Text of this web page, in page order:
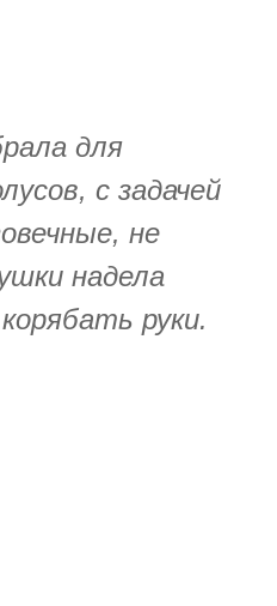
для
с задачей
не
надела
руки.